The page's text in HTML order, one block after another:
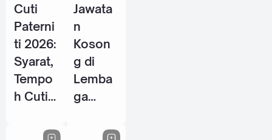
2026
Cuti
Paterni
ti 2026:
Syarat,
Tempo
h Cuti
Pekerja
Jawata
n
Koson
g di
Lemba
ga